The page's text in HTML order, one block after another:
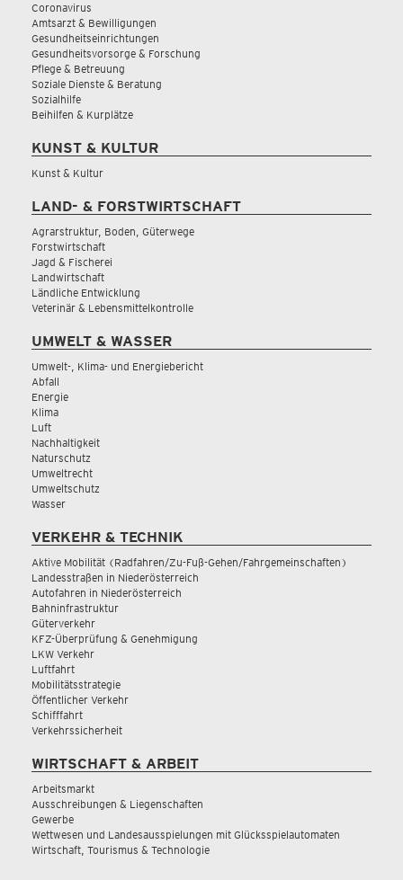
Coronavirus
Amtsarzt & Bewilligungen
Gesundheitseinrichtungen
Gesundheitsvorsorge & Forschung
Pflege & Betreuung
Soziale Dienste & Beratung
Sozialhilfe
Beihilfen & Kurplätze
KUNST & KULTUR
Kunst & Kultur
LAND- & FORSTWIRTSCHAFT
Agrarstruktur, Boden, Güterwege
Forstwirtschaft
Jagd & Fischerei
Landwirtschaft
Ländliche Entwicklung
Veterinär & Lebensmittelkontrolle
UMWELT & WASSER
Umwelt-, Klima- und Energiebericht
Abfall
Energie
Klima
Luft
Nachhaltigkeit
Naturschutz
Umweltrecht
Umweltschutz
Wasser
VERKEHR & TECHNIK
Aktive Mobilität (Radfahren/Zu-Fuß-Gehen/Fahrgemeinschaften)
Landesstraßen in Niederösterreich
Autofahren in Niederösterreich
Bahninfrastruktur
Güterverkehr
KFZ-Überprüfung & Genehmigung
LKW Verkehr
Luftfahrt
Mobilitätsstrategie
Öffentlicher Verkehr
Schifffahrt
Verkehrssicherheit
WIRTSCHAFT & ARBEIT
Arbeitsmarkt
Ausschreibungen & Liegenschaften
Gewerbe
Wettwesen und Landesausspielungen mit Glücksspielautomaten
Wirtschaft, Tourismus & Technologie